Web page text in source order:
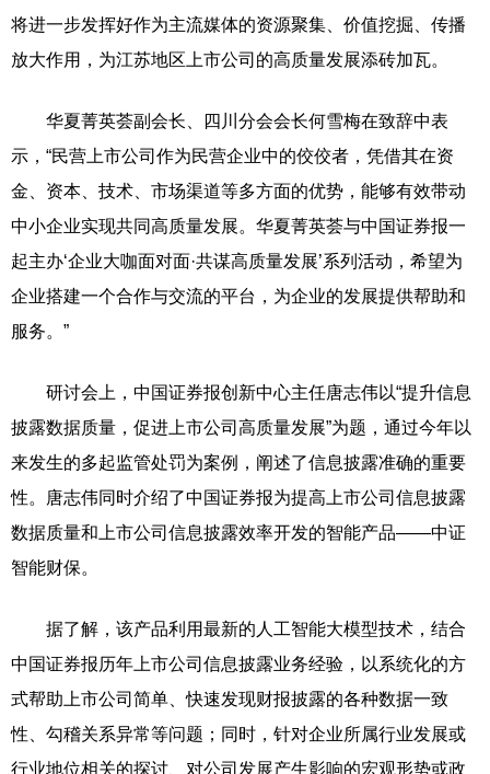
将进一步发挥好作为主流媒体的资源聚集、价值挖掘、传播
放大作用，为江苏地区上市公司的高质量发展添砖加瓦。
华夏菁英荟副会长、四川分会会长何雪梅在致辞中表
示，“民营上市公司作为民营企业中的佼佼者，凭借其在资
金、资本、技术、市场渠道等多方面的优势，能够有效带动
中小企业实现共同高质量发展。华夏菁英荟与中国证券报一
起主办‘企业大咖面对面·共谋高质量发展’系列活动，希望为
企业搭建一个合作与交流的平台，为企业的发展提供帮助和
服务。”
研讨会上，中国证券报创新中心主任唐志伟以“提升信息
披露数据质量，促进上市公司高质量发展”为题，通过今年以
来发生的多起监管处罚为案例，阐述了信息披露准确的重要
性。唐志伟同时介绍了中国证券报为提高上市公司信息披露
数据质量和上市公司信息披露效率开发的智能产品——中证
智能财保。
据了解，该产品利用最新的人工智能大模型技术，结合
中国证券报历年上市公司信息披露业务经验，以系统化的方
式帮助上市公司简单、快速发现财报披露的各种数据一致
性、勾稽关系异常等问题；同时，针对企业所属行业发展或
行业地位相关的探讨、对公司发展产生影响的宏观形势或政